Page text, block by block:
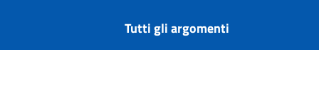
Tutti gli argomenti